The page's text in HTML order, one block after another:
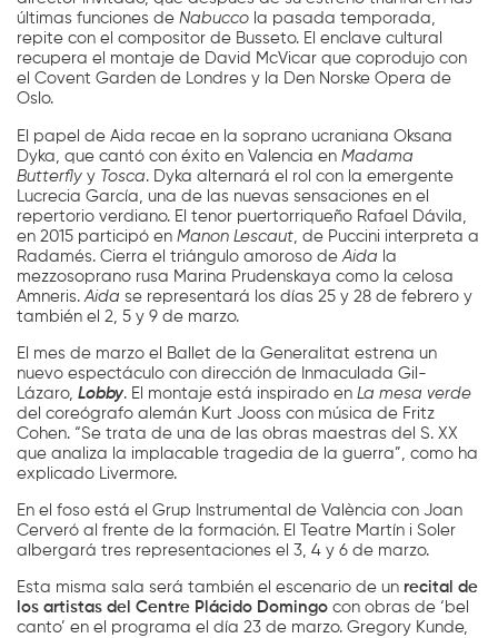
últimas funciones deNabucco la pasada temporada,
repite con el compositor de Busseto. El enclave cultural
recupera el montaje de David McVicar que coprodujo con
el Covent Garden de Londres y la Den Norske Opera de
Oslo.
El papel de Aida recae en la soprano ucraniana Oksana
Dyka, que cantó con éxito en Valencia enMadama
Butterfly y Tosca. Dyka alternará el rol con la emergente
Lucrecia García, una de las nuevas sensaciones en el
repertorio verdiano. El tenor puertorriqueño Rafael Dávila,
en 2015 participó enManon Lescaut , de Puccini interpreta a
Radamés. Cierra el triángulo amoroso deAida la
mezzosoprano rusa Marina Prudenskaya como la celosa
Amneris.Aida se representará los días 25 y 28 de febrero y
también el 2, 5 y 9 de marzo.
El mes de marzo el Ballet de la Generalitat estrena un
nuevo espectáculo con dirección de Inmaculada Gil-
Lázaro,Lobby. El montaje está inspirado enLa mesa verde
del coreógrafo alemán Kurt Jooss con música de Fritz
Cohen. “Se trata de una de las obras maestras del S. XX
que analiza la implacable tragedia de la guerra”, como ha
explicado Livermore.
En el foso está el Grup Instrumental de València con Joan
Cerveró al frente de la formación. El Teatre Martín i Soler
albergará tres representaciones el 3, 4 y 6 de marzo.
Esta misma sala será también el escenario de un recital de
los artistas del Centre Plácido Domingocon obras de ‘bel
canto’ en el programa el día 23 de marzo. Gregory Kunde,